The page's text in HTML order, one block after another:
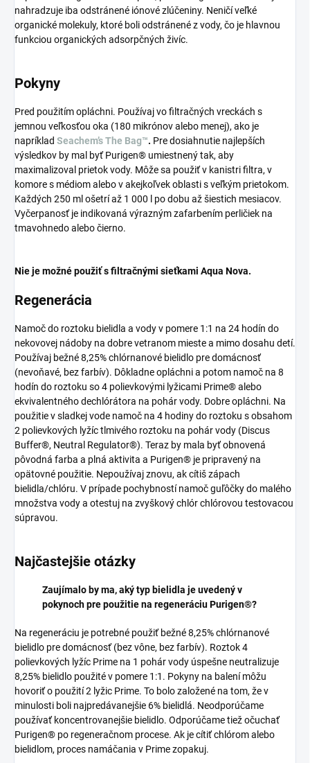
nahradzuje iba odstránené iónové zlúčeniny. Neničí veľké
organické molekuly, ktoré boli odstránené z vody, čo je hlavnou
funkciou organických adsorpčných živíc.
Pokyny
Pred použitím opláchni. Používaj vo filtračných vreckách s
jemnou veľkosťou oka (180 mikrónov alebo menej), ako je
napríklad Seachem’s The Bag™. Pre dosiahnutie najlepších
výsledkov by mal byť Purigen® umiestnený tak, aby
maximalizoval prietok vody. Môže sa použiť v kanistri filtra, v
komore s médiom alebo v akejkoľvek oblasti s veľkým prietokom.
Každých 250 ml ošetrí až 1 000 l po dobu až šiestich mesiacov.
Vyčerpanosť je indikovaná výrazným zafarbením perličiek na
tmavohnedo alebo čierno.
Nie je možné použiť s filtračnými sieťkami Aqua Nova.
Regenerácia
Namoč do roztoku bielidla a vody v pomere 1:1 na 24 hodín do
nekovovej nádoby na dobre vetranom mieste a mimo dosahu detí.
Používaj bežné 8,25% chlórnanové bielidlo pre domácnosť
(nevoňavé, bez farbív). Dôkladne opláchni a potom namoč na 8
hodín do roztoku so 4 polievkovými lyžicami Prime® alebo
ekvivalentného dechlórátora na pohár vody. Dobre opláchni. Na
použitie v sladkej vode namoč na 4 hodiny do roztoku s obsahom
2 polievkových lyžíc tlmivého roztoku na pohár vody (Discus
Buffer®, Neutral Regulator®). Teraz by mala byť obnovená
pôvodná farba a plná aktivita a Purigen® je pripravený na
opätovné použitie. Nepoužívaj znovu, ak cítiš zápach
bielidla/chlóru. V prípade pochybností namoč guľôčky do malého
množstva vody a otestuj na zvyškový chlór chlórovou testovacou
súpravou.
Najčastejšie otázky
Zaujímalo by ma, aký typ bielidla je uvedený v
pokynoch pre použitie na regeneráciu Purigen®?
Na regeneráciu je potrebné použiť bežné 8,25% chlórnanové
bielidlo pre domácnosť (bez vône, bez farbív). Roztok 4
polievkových lyžíc Prime na 1 pohár vody úspešne neutralizuje
8,25% bielidlo použité v pomere 1:1. Pokyny na balení môžu
hovoriť o použití 2 lyžic Prime. To bolo založené na tom, že v
minulosti boli najpredávanejšie 6% bielidlá. Neodporúčame
používať koncentrovanejšie bielidlo. Odporúčame tiež očuchať
Purigen® po regeneračnom procese. Ak je cítiť chlórom alebo
bielidlom, proces namáčania v Prime zopakuj.